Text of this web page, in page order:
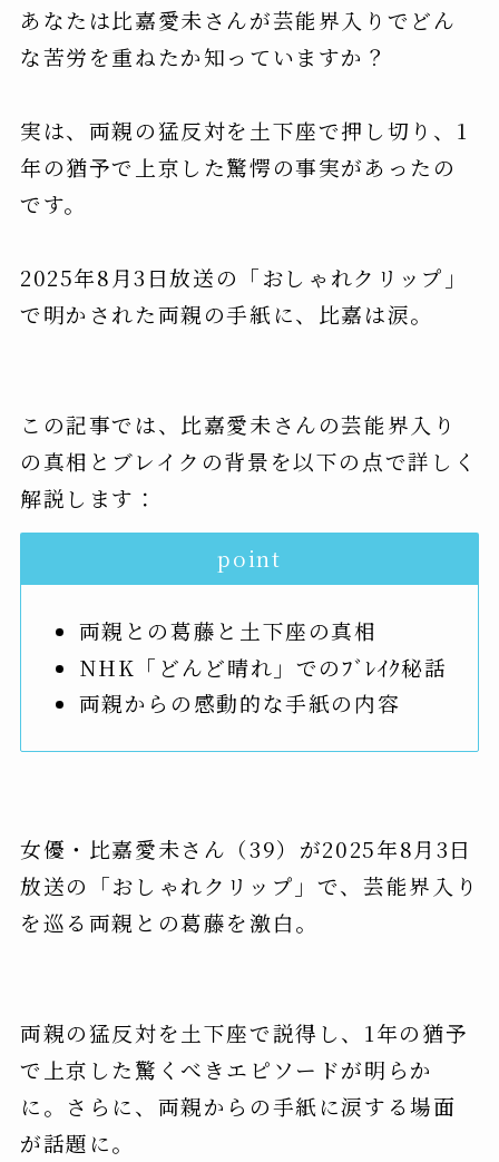
あなたは比嘉愛未さんが芸能界入りでどん
な苦労を重ねたか知っていますか？
実は、両親の猛反対を土下座で押し切り、1
年の猶予で上京した驚愕の事実があったの
です。
2025年8月3日放送の「おしゃれクリップ」
で明かされた両親の手紙に、比嘉は涙。
この記事では、比嘉愛未さんの芸能界入り
の真相とブレイクの背景を以下の点で詳しく
解説します：
point
両親との葛藤と土下座の真相
NHK「どんど晴れ」でのﾌﾞﾚｲｸ秘話
両親からの感動的な手紙の内容
女優・比嘉愛未さん（39）が2025年8月3日
放送の「おしゃれクリップ」で、芸能界入り
を巡る両親との葛藤を激白。
両親の猛反対を土下座で説得し、1年の猶予
で上京した驚くべきエピソードが明らか
に。さらに、両親からの手紙に涙する場面
が話題に。